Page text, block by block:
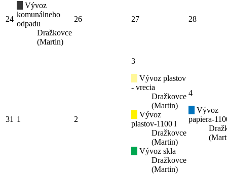
24
Vývoz
komunálneho
odpadu
Dražkovce
(Martin)
26 27 28
31 1 2
3
Vývoz plastov
- vrecia
Dražkovce
(Martin)
Vývoz
plastov-1100 l
Dražkovce
(Martin)
Vývoz skla
Dražkovce
(Martin)
4
Vývoz
papiera-